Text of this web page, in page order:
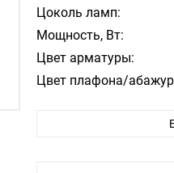
Цоколь ламп:
Мощность, Вт:
Цвет арматуры:
Цвет плафона/